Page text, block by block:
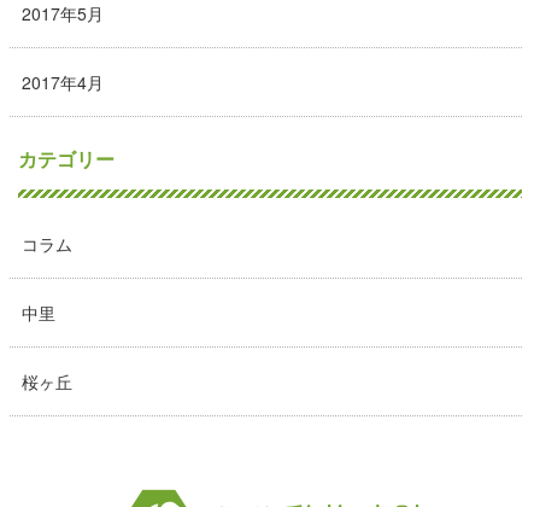
2017年5月
2017年4月
カテゴリー
コラム
中里
桜ヶ丘